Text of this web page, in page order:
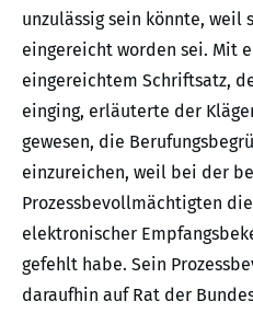
unzulässig sein könnte, weil
eingereicht worden sei. Mit
eingereichtem Schriftsatz,
einging, erläuterte der
gewesen, die
einzureichen, weil bei der
Prozessbevollmächtigten
elektronischer
gefehlt habe. Sein
daraufhin auf Rat der